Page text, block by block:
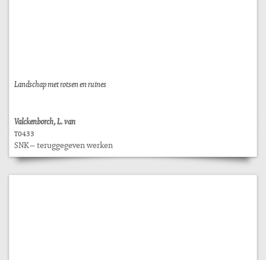
Landschap met rotsen en ruïnes
Valckenborch, L. van
T0433
SNK – teruggegeven werken